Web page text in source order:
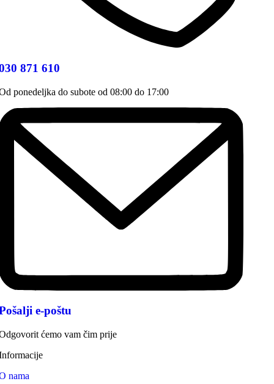
871 610
ponedeljka do subote od 08:00 do 17:00
e-poštu
ćemo vam čim prije
nama